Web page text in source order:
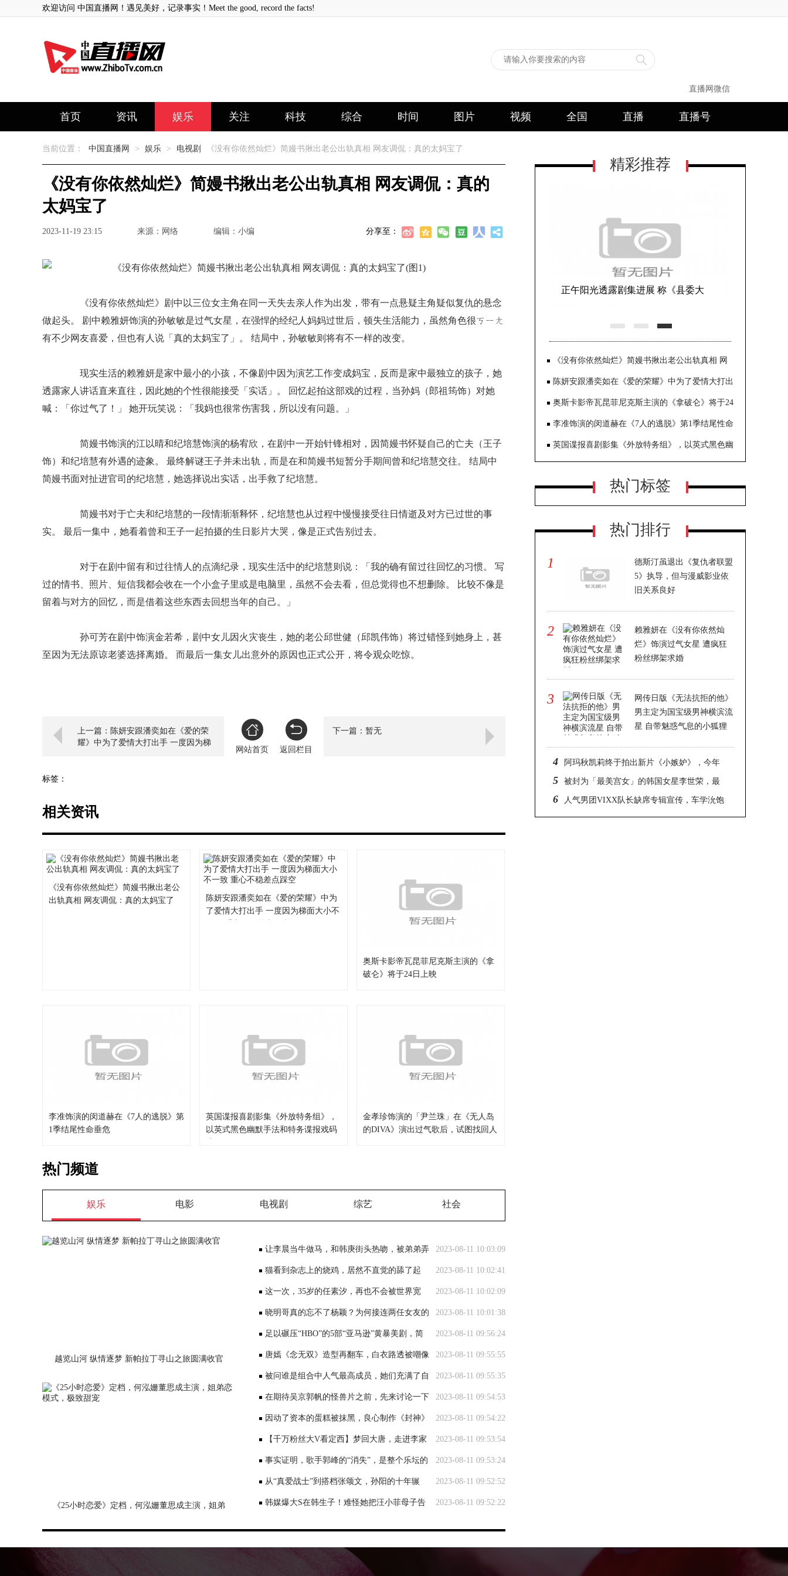
欢迎访问 中国直播网！遇见美好，记录事实！Meet the good, record the facts!
直播网微信
首页 资讯 娱乐 关注 科技 综合 时间 图片 视频 全国 直播 直播号
当前位置： 中国直播网 > 娱乐 > 电视剧 《没有你依然灿烂》简嫚书揪出老公出轨真相 网友调侃：真的太妈宝了
《没有你依然灿烂》简嫚书揪出老公出轨真相 网友调侃：真的
太妈宝了
2023-11-19 23:15 来源：网络 编辑：小编 分享至：
《没有你依然灿烂》剧中以三位女主角在同一天失去亲人作为出发，带有一点悬疑主角疑似复仇的悬念
做起头。 剧中赖雅妍饰演的孙敏敏是过气女星，在强悍的经纪人妈妈过世后，顿失生活能力，虽然角色很ㄎㄧㄤ
有不少网友喜爱，但也有人说「真的太妈宝了」。 结局中，孙敏敏则将有不一样的改变。
现实生活的赖雅妍是家中最小的小孩，不像剧中因为演艺工作变成妈宝，反而是家中最独立的孩子，她
透露家人讲话直来直往，因此她的个性很能接受「实话」。 回忆起拍这部戏的过程，当孙妈（郎祖筠饰）对她
喊：「你过气了！」 她开玩笑说：「我妈也很常伤害我，所以没有问题。」
简嫚书饰演的江以晴和纪培慧饰演的杨宥欣，在剧中一开始针锋相对，因简嫚书怀疑自己的亡夫（王子
饰）和纪培慧有外遇的迹象。 最终解谜王子并未出轨，而是在和简嫚书短暂分手期间曾和纪培慧交往。 结局中
简嫚书面对扯进官司的纪培慧，她选择说出实话，出手救了纪培慧。
简嫚书对于亡夫和纪培慧的一段情渐渐释怀，纪培慧也从过程中慢慢接受往日情逝及对方已过世的事
实。 最后一集中，她看着曾和王子一起拍摄的生日影片大哭，像是正式告别过去。
对于在剧中留有和过往情人的点滴纪录，现实生活中的纪培慧则说：「我的确有留过往回忆的习惯。 写
过的情书、照片、短信我都会收在一个小盒子里或是电脑里，虽然不会去看，但总觉得也不想删除。 比较不像是
留着与对方的回忆，而是借着这些东西去回想当年的自己。」
孙可芳在剧中饰演金若希，剧中女儿因火灾丧生，她的老公邱世健（邱凯伟饰）将过错怪到她身上，甚
至因为无法原谅老婆选择离婚。 而最后一集女儿出意外的原因也正式公开，将令观众吃惊。
上一篇：陈妍安跟潘奕如在《爱的荣
耀》中为了爱情大打出手 一度因为梯
网站首页 返回栏目
下一篇：暂无
标签：
相关资讯
《没有你依然灿烂》简嫚书揪出老公
出轨真相 网友调侃：真的太妈宝了
陈妍安跟潘奕如在《爱的荣耀》中为
了爱情大打出手 一度因为梯面大小不
奥斯卡影帝瓦昆菲尼克斯主演的《拿
破仑》将于24日上映
李准饰演的闵道赫在《7人的逃脱》第
1季结尾性命垂危
英国谍报喜剧影集《外放特务组》，
以英式黑色幽默手法和特务谍报戏码
金孝珍饰演的「尹兰珠」在《无人岛
的DIVA》演出过气歌后，试图找回人
热门频道
娱乐 电影 电视剧 综艺 社会
越览山河 纵情逐梦 新帕拉丁寻山之旅圆满收官
《25小时恋爱》定档，何泓姗董思成主演，姐弟
2023-08-11 10:03:09
让李晨当牛做马，和韩庚街头热吻，被弟弟弄
进医院，她才是真浪姐 2023-08-11 10:02:41
猫看到杂志上的烧鸡，居然不直觉的舔了起
来，之后一脸懵！ 2023-08-11 10:02:09
这一次，35岁的任素汐，再也不会被世界宽
容！ 2023-08-11 10:01:38
晓明哥真的忘不了杨颖？为何接连两任女友的
长相，都有杨颖的影子 2023-08-11 09:56:24
足以碾压“HBO”的5部“亚马逊”黄暴美剧，简
单粗暴、直奔主题 2023-08-11 09:55:55
唐嫣《念无双》造型再翻车，白衣路透被嘲像
灭绝师太 2023-08-11 09:55:35
被问谁是组合中人气最高成员，她们充满了自
信，都认为是自己 2023-08-11 09:54:53
在期待吴京郭帆的怪兽片之前，先来讨论一下
《巨齿鲨2》的价值 2023-08-11 09:54:22
因动了资本的蛋糕被抹黑，良心制作《封神》
终成黑马 2023-08-11 09:53:54
【千万粉丝大V看定西】梦回大唐，走进李家
龙宫！ 2023-08-11 09:53:24
事实证明，歌手郭峰的“消失”，是整个乐坛的
悲哀 2023-08-11 09:52:52
从“真爱战士”到搭档张颂文，孙阳的十年辗
转，终于在34岁出圈 2023-08-11 09:52:22
韩媒爆大S在韩生子！难怪她把汪小菲母子告
精彩推荐
正午阳光透露剧集进展 称《县委大
《没有你依然灿烂》简嫚书揪出老公出轨真相 网
友调侃：真的太妈宝了
陈妍安跟潘奕如在《爱的荣耀》中为了爱情大打出
手 一度因为梯面大小不一致 重心不稳差点踩空
奥斯卡影帝瓦昆菲尼克斯主演的《拿破仑》将于24
日上映
李准饰演的闵道赫在《7人的逃脱》第1季结尾性命
垂危
英国谍报喜剧影集《外放特务组》，以英式黑色幽
热门标签
热门排行
1
德斯汀虽退出《复仇者联盟
5》执导，但与漫威影业依
旧关系良好
2
赖雅妍在《没有你依然灿
烂》饰演过气女星 遭疯狂
粉丝绑架求婚
3
网传日版《无法抗拒的他》
男主定为国宝级男神横滨流
星 自带魅惑气息的小狐狸
4 阿玛秋凯莉终于拍出新片《小嫉妒》，今年
重返坎城
5 被封为「最美宫女」的韩国女星李世荣，最
新戏剧《烈女朴氏契约结婚传》即将开播
6 人气男团VIXX队长缺席专辑宣传，车学沇饱
受粉丝批评